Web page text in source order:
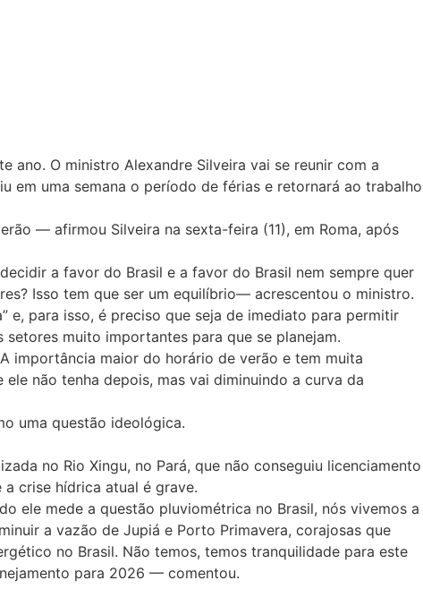
ano. O ministro Alexandre Silveira vai se reunir com a
em uma semana o período de férias e retornará ao trabalho
— afirmou Silveira na sexta-feira (11), em Roma, após
a favor do Brasil e a favor do Brasil nem sempre quer
Isso tem que ser um equilíbrio— acrescentou o ministro.
e, para isso, é preciso que seja de imediato para permitir
muito importantes para que se planejam.
importância maior do horário de verão e tem muita
não tenha depois, mas vai diminuindo a curva da
uma questão ideológica.
no Rio Xingu, no Pará, que não conseguiu licenciamento
crise hídrica atual é grave.
ele mede a questão pluviométrica no Brasil, nós vivemos a
a vazão de Jupiá e Porto Primavera, corajosas que
no Brasil. Não temos, temos tranquilidade para este
para 2026 — comentou.